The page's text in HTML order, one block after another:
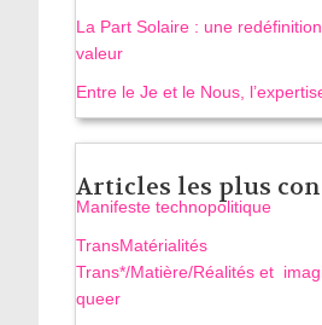
La Part Solaire : une
valeur
Entre le Je et le Nous,
Articles les plus
Manifeste technopolitique
TransMatérialités
Trans*/Matière/Réalités et
queer